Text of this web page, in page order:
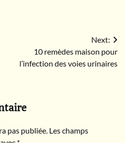
Next:
10 remèdes maison pour
l’infection des voies urinaires
pas publiée. Les champs